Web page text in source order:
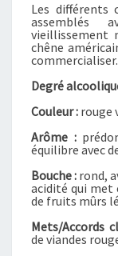
Les différents
assemblés
vieillissement
chêne
commercialiser.
Degré
Couleur : rouge
Arôme :
équilibre avec
Bouche : rond,
acidité qui met
de fruits mûrs
Mets/Accords
de viandes